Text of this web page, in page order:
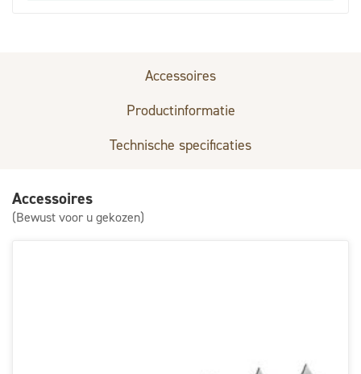
Accessoires
Productinformatie
Technische specificaties
Accessoires
(Bewust voor u gekozen)